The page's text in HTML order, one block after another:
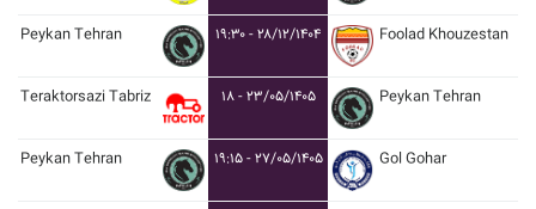
Peykan Tehran ۱۹:۳۰ - ۲۸/۱۲/۱۴۰۴ Foolad Khouzestan
Teraktorsazi Tabriz ۱۸ - ۲۳/۰۵/۱۴۰۵ Peykan Tehran
Peykan Tehran ۱۹:۱۵ - ۲۷/۰۵/۱۴۰۵ Gol Gohar